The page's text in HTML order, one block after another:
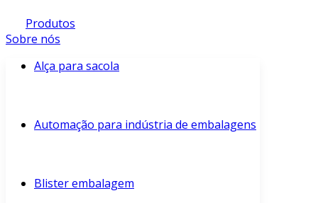
Produtos
Sobre nós
Alça para sacola
Automação para indústria de embalagens
Blister embalagem